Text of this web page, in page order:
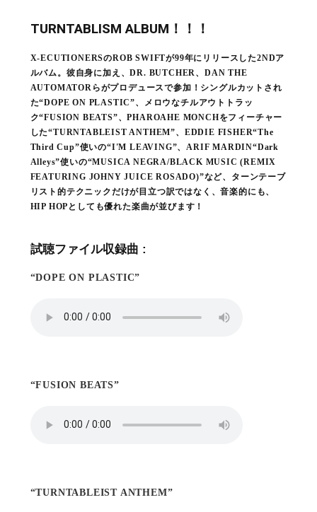
TURNTABLISM ALBUM！！！
X-ECUTIONERSのROB SWIFTが99年にリリースした2NDア
ルバム。彼自身に加え、DR. BUTCHER、DAN THE
AUTOMATORらがプロデュースで参加！シングルカットされ
た“DOPE ON PLASTIC”、メロウなチルアウトトラッ
ク“FUSION BEATS”、PHAROAHE MONCHをフィーチャー
した“TURNTABLEIST ANTHEM”、EDDIE FISHER“The
Third Cup”使いの“I'M LEAVING”、ARIF MARDIN“Dark
Alleys”使いの“MUSICA NEGRA/BLACK MUSIC (REMIX
FEATURING JOHNY JUICE ROSADO)”など、ターンテーブ
リスト的テクニックだけが目立つ訳ではなく、音楽的にも、
HIP HOPとしても優れた楽曲が並びます！
試聴ファイル収録曲 :
“DOPE ON PLASTIC”
“FUSION BEATS”
“TURNTABLEIST ANTHEM”